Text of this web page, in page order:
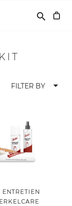
search
FILTER BY arrow_drop_down
ENTRETIEN